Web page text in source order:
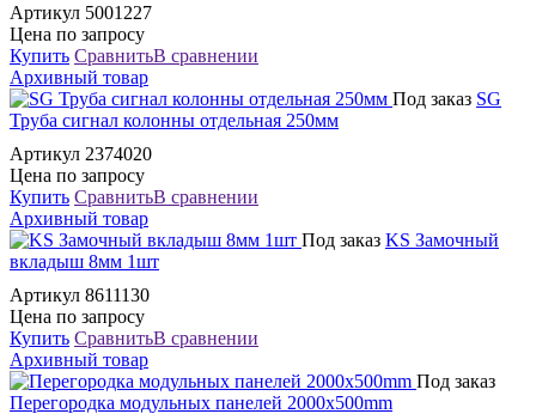
Артикул 5001227
Цена по запросу
Купить СравнитьВ сравнении
Архивный товар
Под заказ SG
Труба сигнал колонны отдельная 250мм
Артикул 2374020
Цена по запросу
Купить СравнитьВ сравнении
Архивный товар
Под заказ KS Замочный
вкладыш 8мм 1шт
Артикул 8611130
Цена по запросу
Купить СравнитьВ сравнении
Архивный товар
Под заказ
Перегородка модульных панелей 2000x500mm